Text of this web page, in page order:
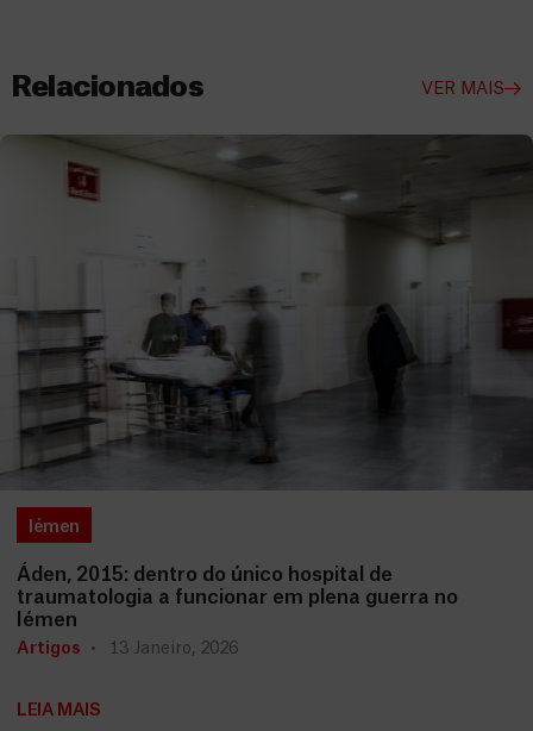
Relacionados VER MAIS
Iémen
Áden, 2015: dentro do único hospital de
traumatologia a funcionar em plena guerra no
Iémen
Artigos 13 Janeiro, 2026
LEIA MAIS